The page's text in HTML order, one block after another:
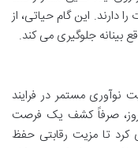
این گام حیاتی، از
بینانه جلوگیری می کند.
مستمر در فرایند
صرفاً کشف یک فرصت
کرد تا مزیت رقابتی حفظ